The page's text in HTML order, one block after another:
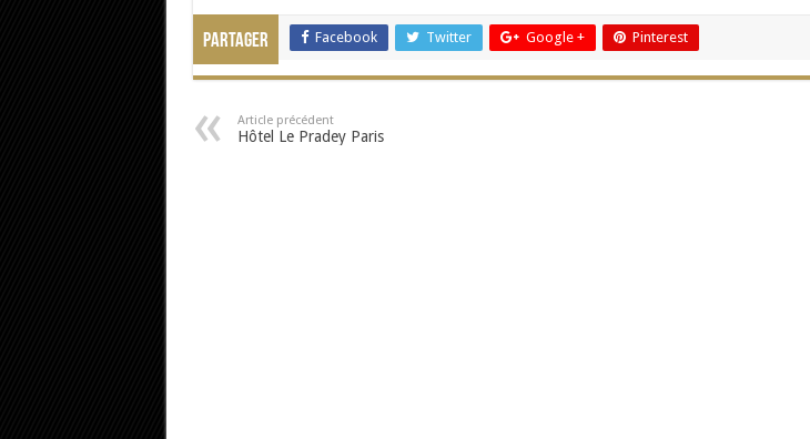
Partager Facebook Twitter Google + Pinterest
Article précédent
Hôtel Le Pradey Paris